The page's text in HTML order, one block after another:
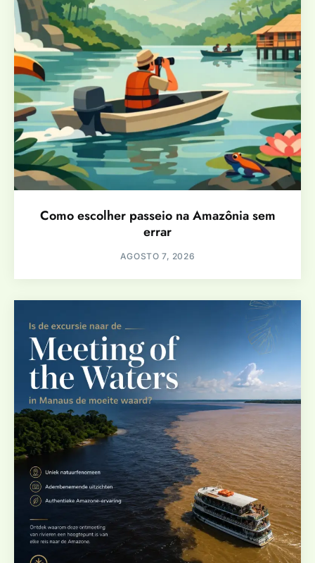
Como escolher passeio na Amazônia sem
errar
AGOSTO 7, 2026